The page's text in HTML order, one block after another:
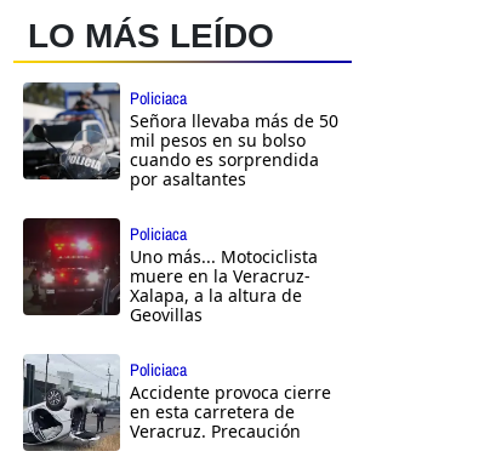
LO MÁS LEÍDO
Policiaca
Señora llevaba más de 50
mil pesos en su bolso
cuando es sorprendida
por asaltantes
Policiaca
Uno más... Motociclista
muere en la Veracruz-
Xalapa, a la altura de
Geovillas
Policiaca
Accidente provoca cierre
en esta carretera de
Veracruz. Precaución